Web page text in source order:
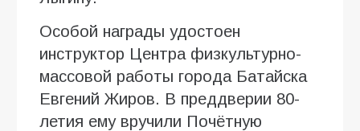
Особой награды удостоен
инструктор Центра физкультурно-
массовой работы города Батайска
Евгений Жиров. В преддверии 80-
летия ему вручили Почётную